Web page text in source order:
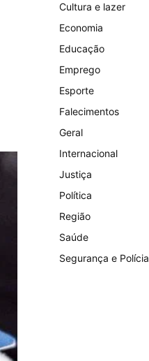
Cultura e lazer
Economia
Educação
Emprego
Esporte
Falecimentos
Geral
Internacional
Justiça
Política
Região
Saúde
Segurança e Polícia